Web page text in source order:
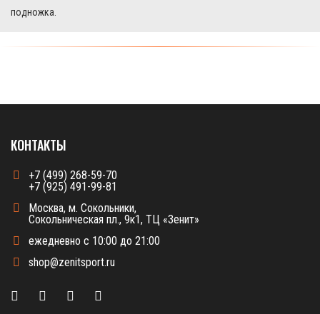
подножка.
КОНТАКТЫ
+7 (499) 268-59-70
+7 (925) 491-99-81
Москва, м. Сокольники,
Сокольническая пл., 9к1, ТЦ «Зенит»
ежедневно с 10:00 до 21:00
shop@zenitsport.ru